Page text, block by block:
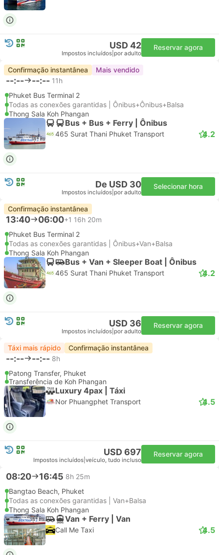
USD 42
Impostos incluídos por adulto
Reservar agora
Confirmação instantânea Mais vendido
--:-- --:-- 11h
Phuket Bus Terminal 2
Todas as conexões garantidas | Ônibus+Ônibus+Balsa
Thong Sala Koh Phangan
Bus + Bus + Ferry | Ônibus
465 Surat Thani Phuket Transport 4.2
De USD 30
Impostos incluídos por adulto
Selecionar hora
Confirmação instantânea
13:40 06:00+1 16h 20m
Phuket Bus Terminal 2
Todas as conexões garantidas | Ônibus+Van+Balsa
Thong Sala Koh Phangan
Bus + Van + Sleeper Boat | Ônibus
465 Surat Thani Phuket Transport 4.2
USD 36
Impostos incluídos por adulto
Reservar agora
Táxi mais rápido Confirmação instantânea
--:-- --:-- 8h
Patong Transfer, Phuket
Transferência de Koh Phangan
Luxury 4pax | Táxi
Nor Phuangphet Transport 4.5
USD 697
Impostos incluídos veículo, tudo incluso
Reservar agora
08:20 16:45 8h 25m
Bangtao Beach, Phuket
Todas as conexões garantidas | Van+Balsa
Thong Sala Koh Phangan
Van + Ferry | Van
Call Me Taxi 4.5